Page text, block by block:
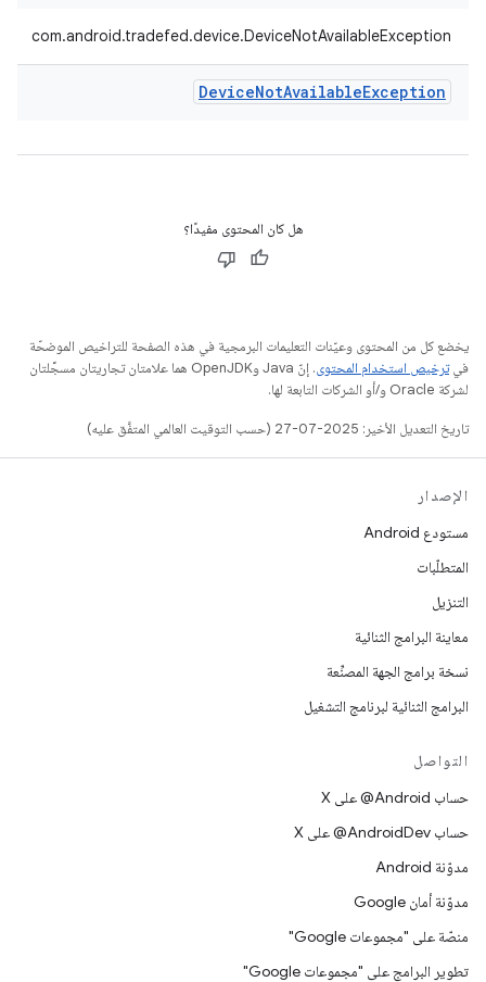
com.android.tradefed.device.DeviceNotAvailableException
DeviceNotAvailableException
هل كان المحتوى مفيدًا؟
يخضع كل من المحتوى وعيّنات التعليمات البرمجية في هذه الصفحة للتراخيص الموضحّة
فيترخيص استخدام المحتوى
. إنّ Java وOpenJDK هما علامتان تجاريتان مسجَّلتان
لشركة Oracle و/أو الشركات التابعة لها.
تاريخ التعديل الأخير: 2025-07-27 (حسب التوقيت العالمي المتفَّق عليه)
الإصدار
مستودع Android
المتطلّبات
التنزيل
معاينة البرامج الثنائية
نسخة برامج الجهة المصنِّعة
البرامج الثنائية لبرنامج التشغيل
التواصل
حساب ‎@Android على X
حساب ‎@AndroidDev على X
مدوّنة Android
مدوّنة أمان Google
منصّة على "مجموعات Google"
تطوير البرامج على "مجموعات Google"